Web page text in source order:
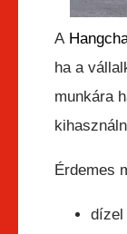
A
ha a
munkára
Érdemes
dízel